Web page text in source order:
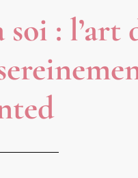
: l’art